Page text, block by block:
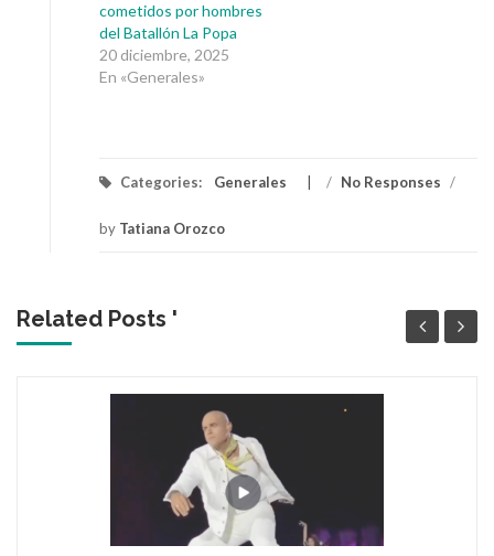
cometidos por hombres
del Batallón La Popa
20 diciembre, 2025
En «Generales»
Categories: Generales / No Responses /
by Tatiana Orozco
Related Posts '